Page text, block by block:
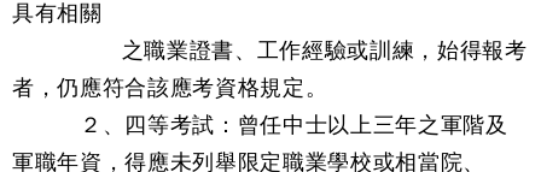
具有相關
之職業證書、工作經驗或訓練，始得報考
者，仍應符合該應考資格規定。
２、四等考試：曾任中士以上三年之軍階及
軍職年資，得應未列舉限定職業學校或相當院、